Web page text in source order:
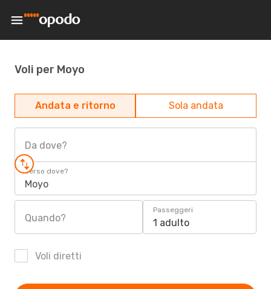
Voli per Moyo
Andata e ritorno Sola andata
Da dove?
Verso dove?
Moyo
Quando?
Passeggeri
1 adulto
Voli diretti